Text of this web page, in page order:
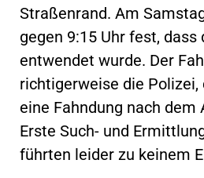
Straßenrand. Am
gegen 9:15 Uhr fest, dass
entwendet wurde. Der
richtigerweise die
eine Fahndung nach dem
Erste Such- und
führten leider zu keinem